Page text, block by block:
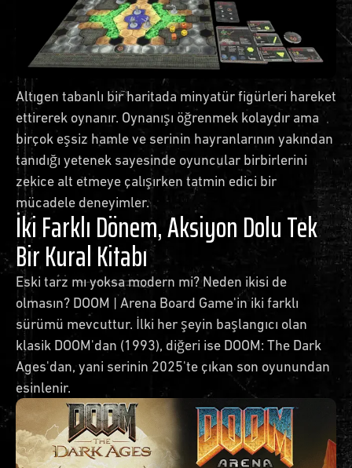
Altıgen tabanlı bir haritada minyatür figürleri hareket
ettirerek oynanır. Oynanışı öğrenmek kolaydır ama
birçok eşsiz hamle ve serinin hayranlarının yakından
tanıdığı yetenek sayesinde oyuncular birbirlerini
zekice alt etmeye çalışırken tatmin edici bir
mücadele deneyimler.
İki Farklı Dönem, Aksiyon Dolu Tek
Bir Kural Kitabı
Eski tarz mı yoksa modern mi? Neden ikisi de
olmasın? DOOM | Arena Board Game'in iki farklı
sürümü mevcuttur. İlki her şeyin başlangıcı olan
klasik DOOM'dan (1993), diğeri ise DOOM: The Dark
Ages'dan, yani serinin 2025'te çıkan son oyunundan
esinlenir.